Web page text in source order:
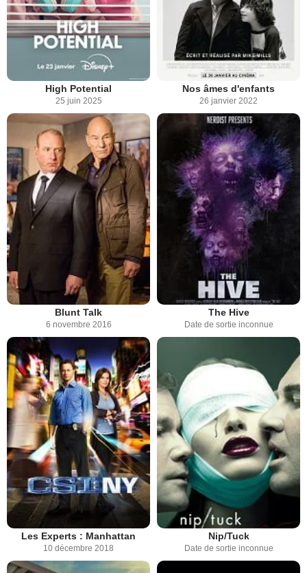
High Potential
25 juin 2025
Nos âmes d'enfants
26 janvier 2022
Blunt Talk
6 novembre 2016
The Hive
Date de sortie inconnue
Les Experts : Manhattan
10 décembre 2018
Nip/Tuck
Date de sortie inconnue